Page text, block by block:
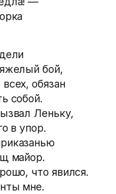
бой,
обязан
собой.
Леньку,
в упор.
майор.
что явился.
мне.